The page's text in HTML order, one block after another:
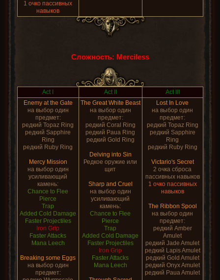
1 очко пассивных
навыков
Сложность: Merciless
Act I Act II
Act III
Enemy at the Gate
на выбор один
предмет:
редкий Topaz Ring
редкий Sapphire
Ring
редкий Ruby Ring
Mercy Mission
на выбор один
усиливающий
камень:
Chance to Flee
Pierce
Trap
Added Cold Damage
Faster Projectiles
Iron Grip
Faster Attacks
Mana Leech
Breaking some Eggs
на выбор один
предмет:
The Great White Beast
на выбор один
предмет:
редкий Coral Ring
редкий Paua Ring
редкий Gold Ring
Delving into Sin
Редкое оружие или
щит
Sharp and Cruel
на выбор один
усиливающий
камень:
Chance to Flee
Pierce
Trap
Added Cold Damage
Faster Projectiles
Iron Grip
Faster Attacks
Mana Leech
Lost In Love
на выбор один
предмет:
редкий Topaz Ring
редкий Sapphire
Ring
редкий Ruby Ring
Victario's Secret
2 очка сброса
пассивных навыков
1 очко пассивных
навыков
The Ribbon Spool
на выбор один
предмет:
редкий Amber
Amulet
редкий Jade Amulet
редкий Lapis Amulet
редкий Gold Amulet
редкий Onyx Amulet
редкий Paua Amulet